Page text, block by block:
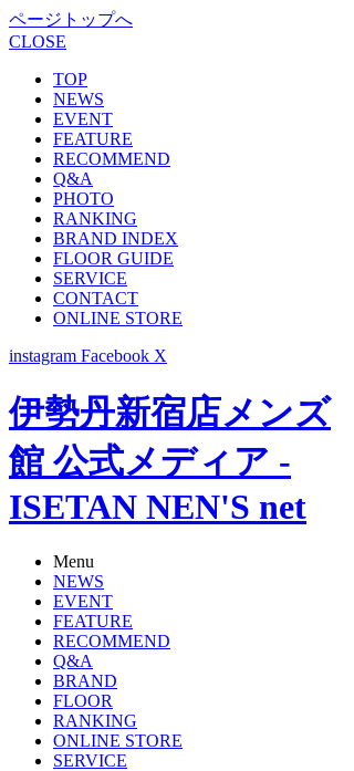
ページトップへ
CLOSE
TOP
NEWS
EVENT
FEATURE
RECOMMEND
Q&A
PHOTO
RANKING
BRAND INDEX
FLOOR GUIDE
SERVICE
CONTACT
ONLINE STORE
instagram Facebook X
伊勢丹新宿店メンズ
館 公式メディア -
ISETAN NEN'S net
Menu
NEWS
EVENT
FEATURE
RECOMMEND
Q&A
BRAND
FLOOR
RANKING
ONLINE STORE
SERVICE